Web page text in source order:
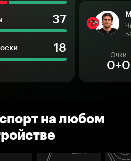
37
18 Очки
0+0
на любом